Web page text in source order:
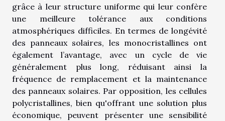
grâce à leur structure uniforme qui leur confère
une meilleure tolérance aux conditions
atmosphériques difficiles. En termes de longévité
des panneaux solaires, les monocristallines ont
également l’avantage, avec un cycle de vie
généralement plus long, réduisant ainsi la
fréquence de remplacement et la maintenance
des panneaux solaires. Par opposition, les cellules
polycristallines, bien qu'offrant une solution plus
économique, peuvent présenter une sensibilité